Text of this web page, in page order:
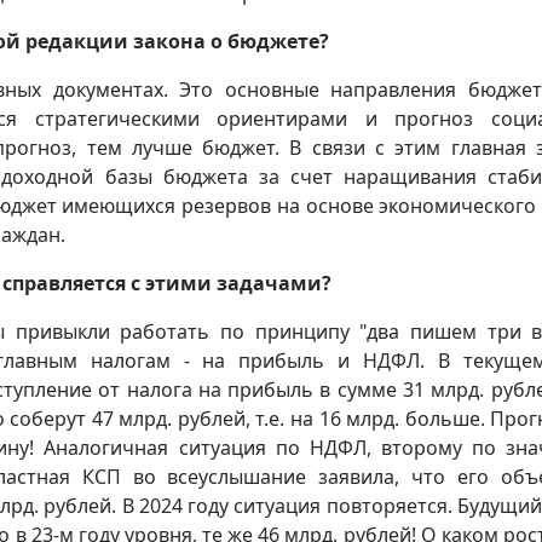
редакции закона о бюджете?
документах. Это основные направления
стратегическими ориентирами и прогноз
тем лучше бюджет. В связи с этим главная
базы бюджета за счет наращивания
имеющихся резервов на основе экономического
с этими задачами?
работать по принципу "два пишем три
налогам - на прибыль и НДФЛ. В
от налога на прибыль в сумме 31 млрд.
47 млрд. рублей, т.е. на 16 млрд. больше.
Аналогичная ситуация по НДФЛ, второму по
КСП во всеуслышание заявила, что его
рублей. В 2024 году ситуация повторяется.
в 23-м году уровня, те же 46 млрд. рублей! О каком